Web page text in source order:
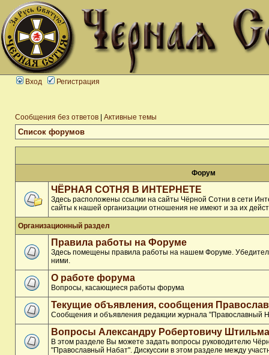
Вход Регистрация
Сообщения без ответов Активные темы
Список форумов
Форум
ЧЁРНАЯ СОТНЯ В ИНТЕРНЕТЕ
Здесь расположены ссылки на сайты Чёрной Сотни в сети
сайты к нашей организации отношения не имеют и за их
Организационный раздел
Правила работы на Форуме
Здесь помещены правила работы на нашем Форуме.
ними.
О работе форума
Вопросы, касающиеся работы форума
Текущие объявления, сообщения
Сообщения и объявления редакции журнала "Православный
Вопросы Александру Робертовичу
В этом разделе Вы можете задать вопросы руководителю
"Православный Набат". Дискуссии в этом разделе между